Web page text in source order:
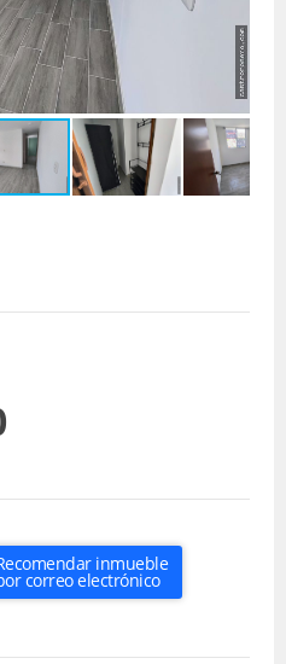
inmueble
correo electrónico